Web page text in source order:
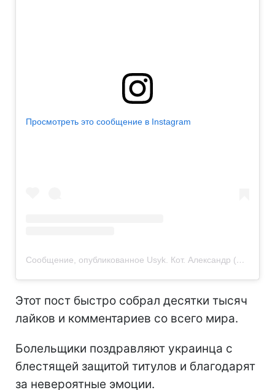
Просмотреть это сообщение в Instagram
Сообщение, опубликованное Usyk. Кот. Александр (@usykaa)
Этот пост быстро собрал десятки тысяч
лайков и комментариев со всего мира.
Болельщики поздравляют украинца с
блестящей защитой титулов и благодарят
за невероятные эмоции.